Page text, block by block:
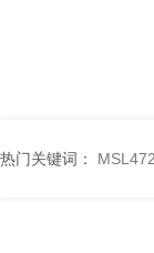
热门关键词：